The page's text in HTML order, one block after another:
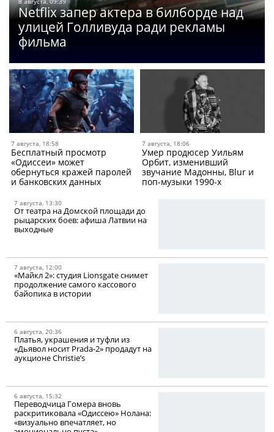
Netflix запер актера в билборде над
улицей Голливуда ради рекламы
фильма
7 августа, 18:58
Бесплатный просмотр
«Одиссеи» может
обернуться кражей паролей
и банковских данных
7 августа, 18:06
Умер продюсер Уильям
Орбит, изменивший
звучание Мадонны, Blur и
поп-музыки 1990-х
7 августа, 13:30
От театра на Домской площади до
рыцарских боев: афиша Латвии на
выходные
7 августа, 12:00
«Майкл 2»: студия Lionsgate снимет
продолжение самого кассового
байопика в истории
6 августа, 20:36
Платья, украшения и туфли из
«Дьявол носит Prada-2» продадут на
аукционе Christie’s
6 августа, 15:32
Переводчица Гомера вновь
раскритиковала «Одиссею» Нолана:
«визуально впечатляет, но